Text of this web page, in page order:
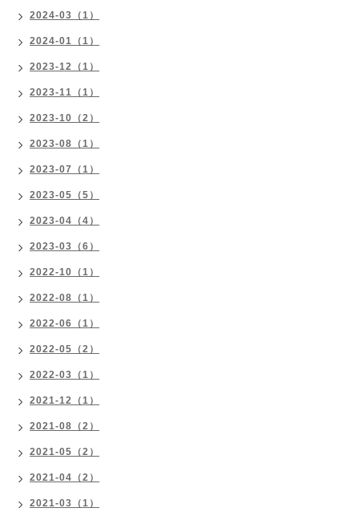
2024-03（1）
2024-01（1）
2023-12（1）
2023-11（1）
2023-10（2）
2023-08（1）
2023-07（1）
2023-05（5）
2023-04（4）
2023-03（6）
2022-10（1）
2022-08（1）
2022-06（1）
2022-05（2）
2022-03（1）
2021-12（1）
2021-08（2）
2021-05（2）
2021-04（2）
2021-03（1）